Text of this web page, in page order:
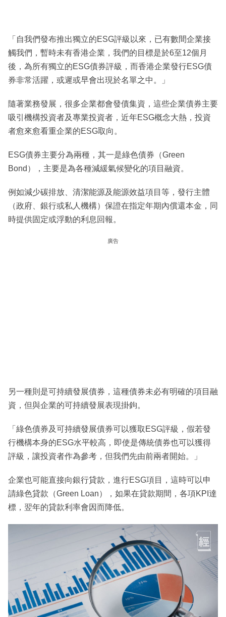
「自我們發布推出獨立的ESG評級以來，已有數間企業接
觸我們，暫時未有香港企業，我們的目標是於6至12個月
後，為所有獨立的ESG債券評級，而香港企業發行ESG債
券非常活躍，或遲或早會出現於名單之中。」
隨著業務發展，很多企業都會發債集資，這些企業債券主要
吸引機構投資者及專業投資者，近年ESG概念大熱，投資
者愈來愈看重企業的ESG取向。
ESG債券主要分為兩種，其一是綠色債券（Green
Bond），主要是為各種減緩氣候變化的項目融資。
例如減少碳排放、清潔能源及能源效益項目等，發行主體
（政府、銀行或私人機構）保證在指定年期內償還本金，同
時提供固定或浮動的利息回報。
廣告
另一種則是可持續發展債券，這種債券未必有明確的項目融
資，但與企業的可持續發展表現掛鉤。
「綠色債券及可持續發展債券可以獲取ESG評級，假若發
行機構本身的ESG水平較高，即使是傳統債券也可以獲得
評級，讓投資者作為參考，但我們先由前兩者開始。」
企業也可能直接向銀行貸款，進行ESG項目，這時可以申
請綠色貸款（Green Loan），如果在貸款期間，各項KPI達
標，翌年的貸款利率會因而降低。